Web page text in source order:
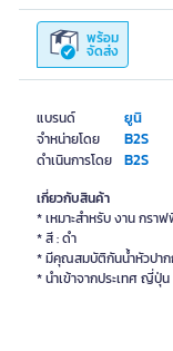
แบรนด์ ยูนิ
จำหน่ายโดย B2S
ดำเนินการโดย B2S
พร้อม
จัดส่ง
เกี่ยวกับสินค้า
* เหมาะสำหรับ งาน กรา
* สี : ดำ
* มีคุณสมบัติกันน้ำหัวปาก